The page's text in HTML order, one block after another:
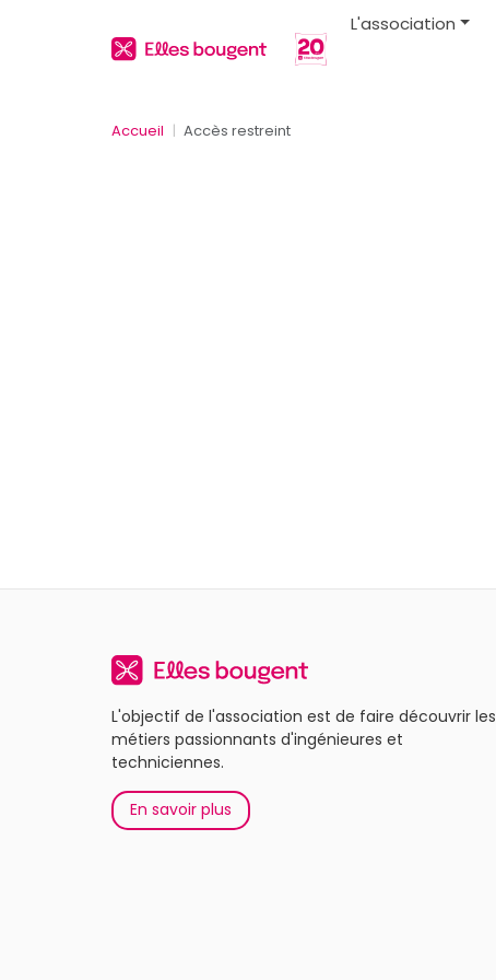
L'association
Accueil Accès restreint
L'objectif de l'association est de faire découvrir les
métiers passionnants d'ingénieures et
techniciennes.
En savoir plus